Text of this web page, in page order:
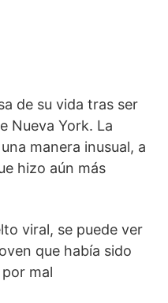
de su vida tras ser
Nueva York. La
manera inusual, a
hizo aún más
viral, se puede ver
que había sido
mal